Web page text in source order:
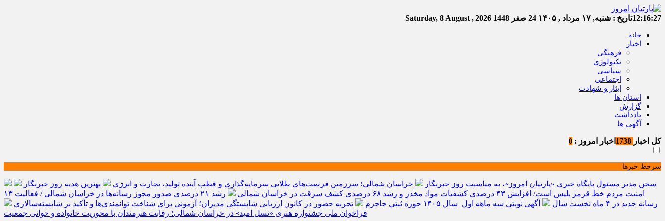
12:16:28تاریخ : شنبه, ۱۷ مرداد , ۱۴۰۵ 24 صفر 1448
خانه
اخبار
فرهنگی
تکنولوژی
سیاسی
اجتماعی
ایثار و شهادت
استان ها
گزارش
یادداشت
آگهی ها
کل اخبار اخبار امروز : 0
سرخط خبرها
سخن مدیر مسئول پایگاه خبری «پارتیان امروز»، به مناسبت روز خبرنگار خراسان شمالی؛ سرزمین فرصت‌های طلایی سرمایه‌گذاری و قطب آینده تولید، تجارت و انرژی
بهترین هدیه روز خبرنگار
امنیت مردم خط قرمز پلیس است/ افزایش ۴۳ درصدی کشفیات مواد مخدر و رشد ۶۸ درصدی کشف سرقت در خراسان شمالی
رشد ۲۱ درصدی صدور مجوز رسانه‌ها در خراسان شمالی / فعالیت ۱۳
رسانه جدید در ۴ ماه نخست سال
آگهی نوبتی سه ماهه اول سال ۱۴۰۵ حوزه ثبتی جاجرم
تجربه حضور در کانون ارزیابی شایستگی مدیران؛ آزمونی برای شناخت توانمندی‌ها و تأکید بر شایسته‌سالاری
فراخوان ملی جشنواره هنری «نسل امید» در خراسان شمالی؛ رقابت هنرمندان با محوریت خانواده و جوانی جمعیت